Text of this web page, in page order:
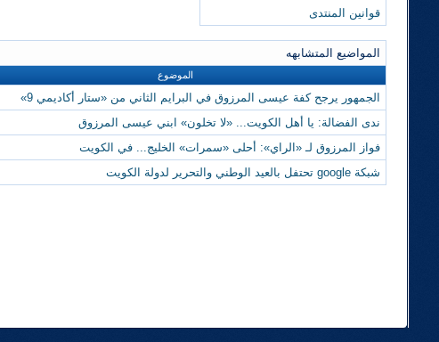
قوانين المنتدى
المواضيع المتشابهه
الموضوع
الجمهور يرجح كفة عيسى المرزوق في البرايم الثاني من «ستار أكاديمي 9»
ندى الفضالة: يا أهل الكويت... «لا تخلون» ابني عيسى المرزوق
فواز المرزوق لـ «الراي»: أحلى «سمرات» الخليج... في الكويت
شبكة google تحتفل بالعيد الوطني والتحرير لدولة الكويت